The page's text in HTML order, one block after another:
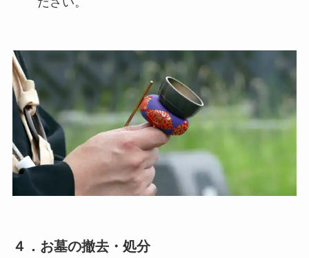
４．お墓の撤去・処分